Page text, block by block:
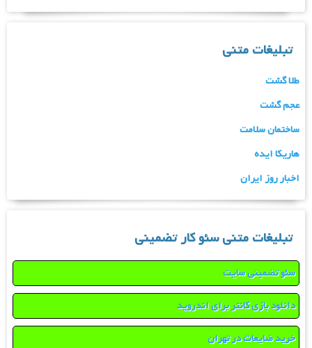
تبلیغات متنی
طلا گشت
عجم گشت
ساختمان سلامت
هاریکا ایده
اخبار روز ایران
تبلیغات متنی سئو کار تضمینی
سئو تضمینی سایت
دانلود بازی کانتر برای اندروید
خرید ضایعات در تهران